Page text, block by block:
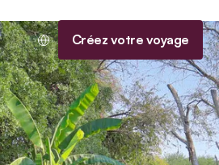
Créez votre voyage